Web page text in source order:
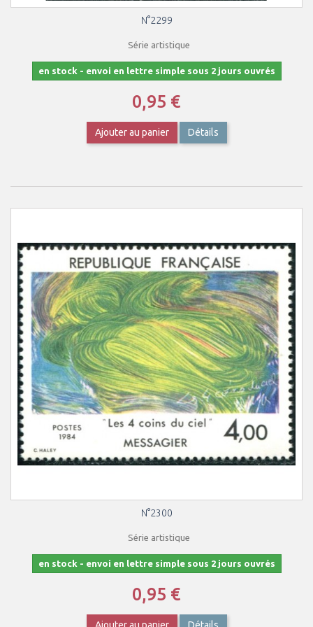
N°2299
Série artistique
en stock - envoi en lettre simple sous 2 jours ouvrés
0,95 €
Ajouter au panier Détails
N°2300
Série artistique
en stock - envoi en lettre simple sous 2 jours ouvrés
0,95 €